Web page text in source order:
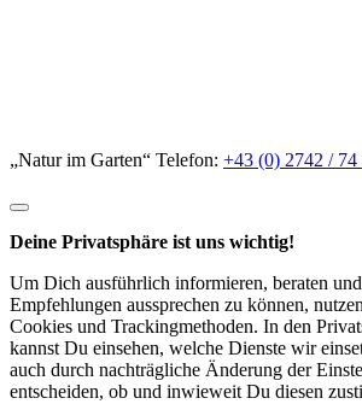
„Natur im Garten“ Telefon: +43 (0) 2742 / 74
Deine Privatsphäre ist uns wichtig!
Um Dich ausführlich informieren, beraten
Empfehlungen aussprechen zu können,
Cookies und Trackingmethoden. In den
kannst Du einsehen, welche Dienste wir
auch durch nachträgliche Änderung der
entscheiden, ob und inwieweit Du diesen